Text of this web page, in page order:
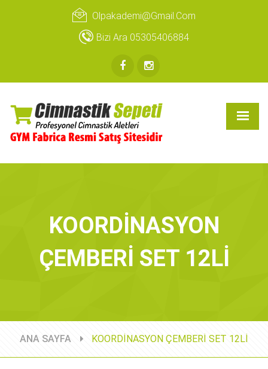
Olpakademi@gmail.com
Bizi Ara 05305406884
KOORDİNASYON
ÇEMBERİ SET 12Lİ
ANA SAYFA KOORDİNASYON ÇEMBERİ SET 12Lİ